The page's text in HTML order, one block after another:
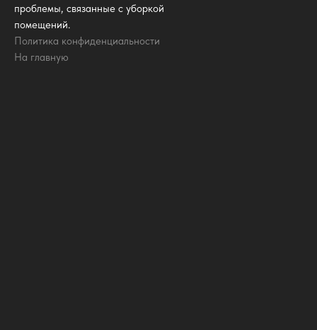
проблемы, связанные с уборкой
помещений.
Политика конфиденциальности
На главную